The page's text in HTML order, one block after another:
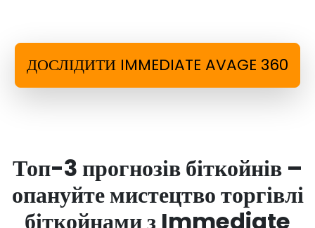
ДОСЛІДИТИ IMMEDIATE AVAGE 360
Топ-3 прогнозів біткойнів –
опануйте мистецтво торгівлі
біткойнами з Immediate